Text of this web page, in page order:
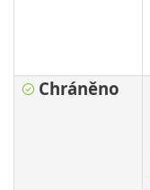
Chráněno